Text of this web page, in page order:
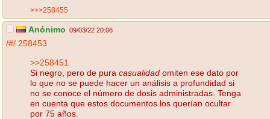
>>>258455
Anónimo 09/03/22 20:06
/#/ 258453
>>258451
Si negro, pero de pura casualidad omiten ese dato por
lo que no se puede hacer un análisis a profundidad si
no se conoce el número de dosis administradas. Tenga
en cuenta que estos documentos los querían ocultar
por 75 años.